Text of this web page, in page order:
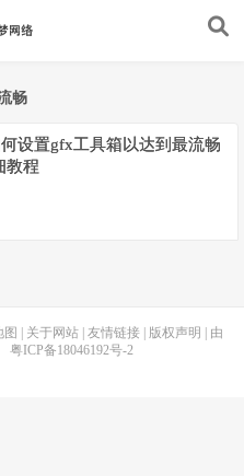
畅
设置gfx工具箱以达到最流畅
教程
图 关于网站 友情链接 版权声明
| 由
粤ICP备18046192号-2